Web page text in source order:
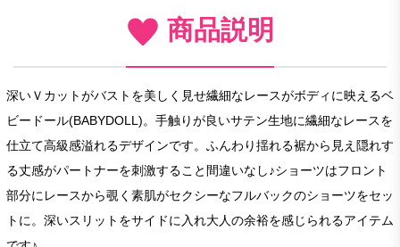
商品説明
深いＶカットがバストを美しく見せ繊細なレースがボディに映えるベ
ビードール(BABYDOLL)。手触りが良いサテン生地に繊細なレースを
仕立て高級感溢れるデザインです。ふんわり揺れる裾から見え隠れす
る丈感がパートナーを刺激すること間違いなし♪ショーツはフロント
部分にレースから覗く素肌がセクシーなフルバックのショーツをセッ
トに。深いスリットをサイドに入れ大人の余裕を感じられるアイテム